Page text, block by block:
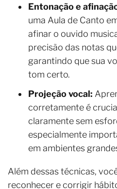
Entonação e
uma Aula de Canto
afinar o ouvido
precisão das notas
garantindo que sua
tom certo.
Projeção vocal:
corretamente é
claramente sem
especialmente
em ambientes
Além dessas técnicas,
reconhecer e corrigir